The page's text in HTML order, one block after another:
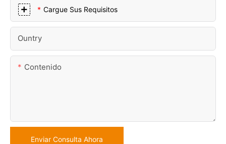
Cargue Sus Requisitos
Ountry
Contenido
Enviar Consulta Ahora